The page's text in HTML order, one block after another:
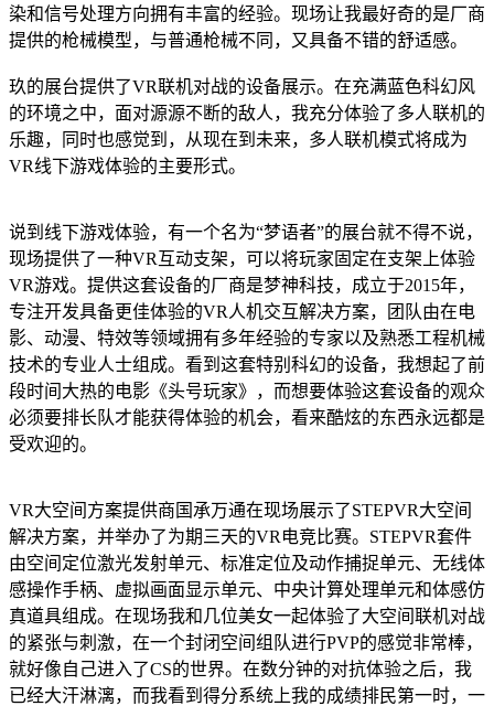
染和信号处理方向拥有丰富的经验。现场让我最好奇的是厂商
提供的枪械模型，与普通枪械不同，又具备不错的舒适感。
玖的展台提供了VR联机对战的设备展示。在充满蓝色科幻风
的环境之中，面对源源不断的敌人，我充分体验了多人联机的
乐趣，同时也感觉到，从现在到未来，多人联机模式将成为
VR线下游戏体验的主要形式。
说到线下游戏体验，有一个名为“梦语者”的展台就不得不说，
现场提供了一种VR互动支架，可以将玩家固定在支架上体验
VR游戏。提供这套设备的厂商是梦神科技，成立于2015年，
专注开发具备更佳体验的VR人机交互解决方案，团队由在电
影、动漫、特效等领域拥有多年经验的专家以及熟悉工程机械
技术的专业人士组成。看到这套特别科幻的设备，我想起了前
段时间大热的电影《头号玩家》，而想要体验这套设备的观众
必须要排长队才能获得体验的机会，看来酷炫的东西永远都是
受欢迎的。
VR大空间方案提供商国承万通在现场展示了STEPVR大空间
解决方案，并举办了为期三天的VR电竞比赛。STEPVR套件
由空间定位激光发射单元、标准定位及动作捕捉单元、无线体
感操作手柄、虚拟画面显示单元、中央计算处理单元和体感仿
真道具组成。在现场我和几位美女一起体验了大空间联机对战
的紧张与刺激，在一个封闭空间组队进行PVP的感觉非常棒，
就好像自己进入了CS的世界。在数分钟的对抗体验之后，我
已经大汗淋漓，而我看到得分系统上我的成绩排民第一时，一